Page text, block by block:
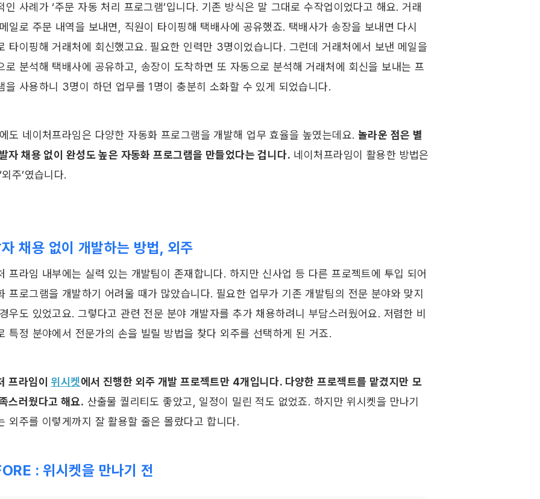
인 사례가 ‘주문 자동 처리 프로그램’입니다. 기존 방식은 말 그대로 수작업이었다고 해요. 거래
일로 주문 내역을 보내면, 직원이 타이핑해 택배사에 공유했죠. 택배사가 송장을 보내면 다시
타이핑해 거래처에 회신했고요. 필요한 인력만 3명이었습니다. 그런데 거래처에서 보낸 메일을
로 분석해 택배사에 공유하고, 송장이 도착하면 또 자동으로 분석해 거래처에 회신을 보내는 프
을 사용하니 3명이 하던 업무를 1명이 충분히 소화할 수 있게 되었습니다.
도 네이처프라임은 다양한 자동화 프로그램을 개발해 업무 효율을 높였는데요. 놀라운 점은 별
자 채용 없이 완성도 높은 자동화 프로그램을 만들었다는 겁니다. 네이처프라임이 활용한 방법은
주’였습니다.
채용 없이 개발하는 방법, 외주
프라임 내부에는 실력 있는 개발팀이 존재합니다. 하지만 신사업 등 다른 프로젝트에 투입 되어
프로그램을 개발하기 어려울 때가 많았습니다. 필요한 업무가 기존 개발팀의 전문 분야와 맞지
우도 있었고요. 그렇다고 관련 전문 분야 개발자를 추가 채용하려니 부담스러웠어요. 저렴한 비
특정 분야에서 전문가의 손을 빌릴 방법을 찾다 외주를 선택하게 된 거죠.
프라임이 위시켓에서 진행한 외주 개발 프로젝트만 4개입니다. 다양한 프로젝트를 맡겼지만 모
스러웠다고 해요. 산출물 퀄리티도 좋았고, 일정이 밀린 적도 없었죠. 하지만 위시켓을 만나기
외주를 이렇게까지 잘 활용할 줄은 몰랐다고 합니다.
: 위시켓을 만나기 전